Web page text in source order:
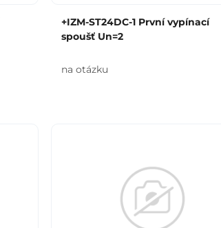
+IZM-ST24DC-1 První vypínací
spoušť Un=2
na otázku